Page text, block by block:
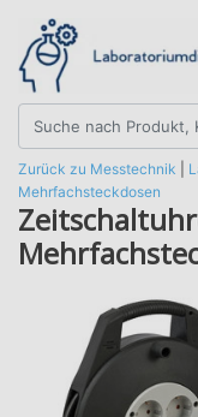
Zurück zu Messtechnik
Mehrfachsteckdosen